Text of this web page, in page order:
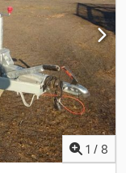
1 / 8